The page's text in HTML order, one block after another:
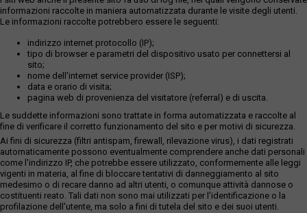
informazioni raccolte in maniera automatizzata durante le visite degli utenti.
Le informazioni raccolte potrebbero essere le seguenti:
indirizzo internet protocollo (IP);
tipo di browser e parametri del dispositivo usato per connettersi al
sito;
nome dell'internet service provider (ISP);
data e orario di visita;
pagina web di provenienza del visitatore (referral) e di uscita.
Le suddette informazioni sono trattate in forma automatizzata e raccolte al
fine di verificare il corretto funzionamento del sito e per motivi di sicurezza.
Ai fini di sicurezza (filtri antispam, firewall, rilevazione virus), i dati registrati
automaticamente possono eventualmente comprendere anche dati personali
come l'indirizzo IP, che potrebbe essere utilizzato, conformemente alle leggi
vigenti in materia, al fine di bloccare tentativi di danneggiamento al sito
medesimo o di recare danno ad altri utenti, o comunque attività dannose o
costituenti reato. Tali dati non sono mai utilizzati per l'identificazione o la
profilazione dell'utente, ma solo a fini di tutela del sito e dei suoi utenti.